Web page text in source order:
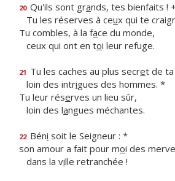
20 Qu'ils sont grands, tes bienfaits ! +
Tu les réserves à ceux qui te
Tu combles, à la face du monde,
ceux qui ont en toi leur refuge.
21 Tu les caches au plus secret de ta
loin des intrigues des hommes. *
Tu leur réserves un lieu sûr,
loin des langues méchantes.
22 Béni soit le Seigneur : *
son amour a fait pour moi des
dans la ville retranchée !